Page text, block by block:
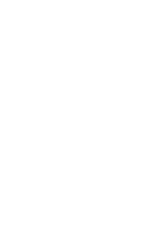
La investigación
llegaron hasta los
tomar forma la
desmantelamiento
detención de una